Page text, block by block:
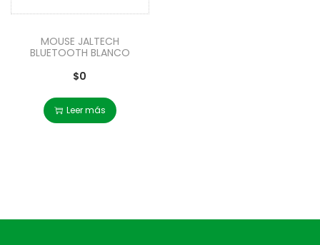
MOUSE JALTECH
BLUETOOTH BLANCO
$0
Leer más